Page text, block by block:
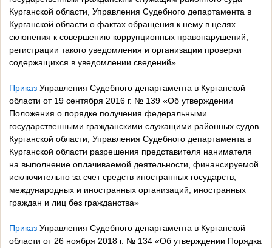
Курганской области, Управления Судебного департамента в
Курганской области о фактах обращения к нему в целях
склонения к совершению коррупционных правонарушений,
регистрации такого уведомления и организации проверки
содержащихся в уведомлении сведений»
Приказ Управления Судебного департамента в Курганской
области от 19 сентября 2016 г. № 139 «Об утверждении
Положения о порядке получения федеральными
государственными гражданскими служащими районных судов
Курганской области, Управления Судебного департамента в
Курганской области разрешения представителя нанимателя
на выполнение оплачиваемой деятельности, финансируемой
исключительно за счет средств иностранных государств,
международных и иностранных организаций, иностранных
граждан и лиц без гражданства»
Приказ Управления Судебного департамента в Курганской
области от 26 ноября 2018 г. № 134 «Об утверждении Порядка